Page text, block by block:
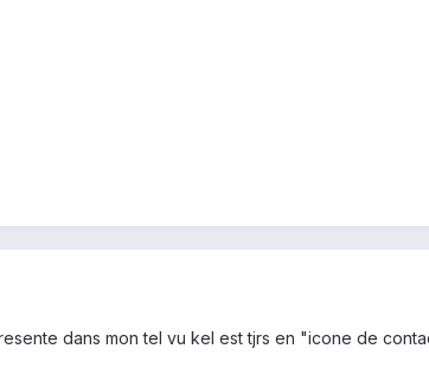
dans mon tel vu kel est tjrs en "icone de